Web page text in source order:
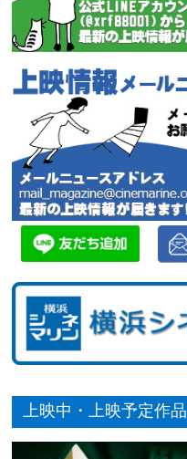
上映中・上映予定作品